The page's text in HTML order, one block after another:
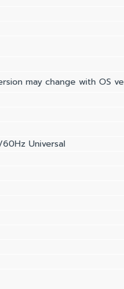
may change with OS
Universal